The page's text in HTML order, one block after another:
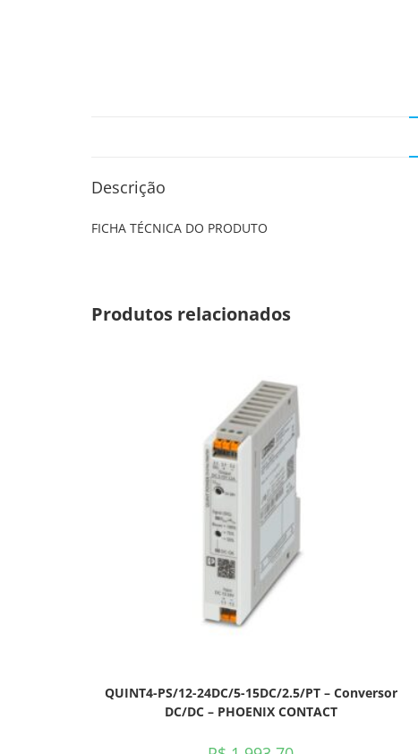
Descrição
FICHA TÉCNICA DO PRODUTO
Produtos relacionados
QUINT4-PS/12-24DC/5-15DC/2.5/PT – Conversor
DC/DC – PHOENIX CONTACT